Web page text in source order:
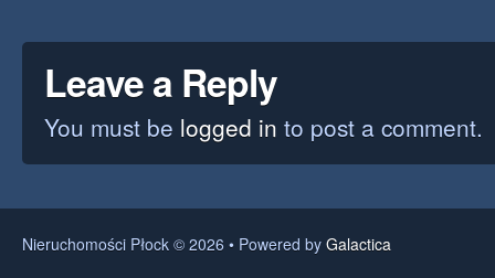
Leave a Reply
You must be logged in to post a comment.
Nieruchomości Płock © 2026 • Powered by Galactica